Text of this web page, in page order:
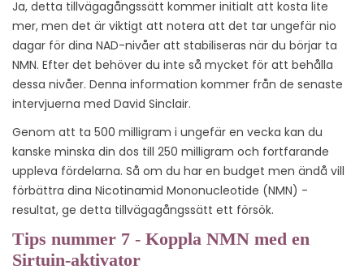
Ja, detta tillvägagångssätt kommer initialt att kosta lite
mer, men det är viktigt att notera att det tar ungefär nio
dagar för dina NAD-nivåer att stabiliseras när du börjar ta
NMN. Efter det behöver du inte så mycket för att behålla
dessa nivåer. Denna information kommer från de senaste
intervjuerna med David Sinclair.
Genom att ta 500 milligram i ungefär en vecka kan du
kanske minska din dos till 250 milligram och fortfarande
uppleva fördelarna. Så om du har en budget men ändå vill
förbättra dina Nicotinamid Mononucleotide (NMN) -
resultat, ge detta tillvägagångssätt ett försök.
Tips nummer 7 - Koppla NMN med en
Sirtuin-aktivator